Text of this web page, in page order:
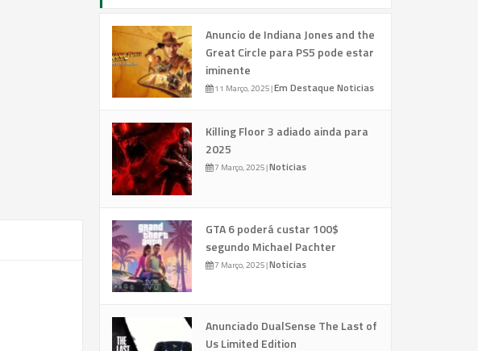
Anuncio de Indiana Jones and the
Great Circle para PS5 pode estar
iminente
11 Março, 2025|Em Destaque Noticias
Killing Floor 3 adiado ainda para
2025
7 Março, 2025|Noticias
GTA 6 poderá custar 100$
segundo Michael Pachter
7 Março, 2025|Noticias
Anunciado DualSense The Last of
Us Limited Edition